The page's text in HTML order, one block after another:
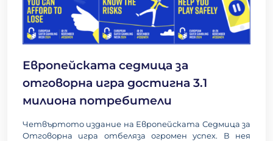
Европейската седмица за
отговорна игра достигна 3.1
милиона потребители
Четвъртото издание на Европейската Седмица за
Отговорна игра отбеляза огромен успех. В нея